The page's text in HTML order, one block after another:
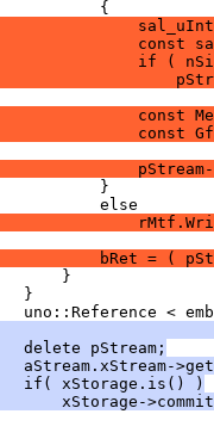
const
if (
const
const
bRet = (
delete pStream;
aStream.xStream-
if( xStorage.is() )
xStorage-